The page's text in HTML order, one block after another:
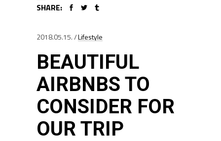
SHARE:
2018.05.15. Lifestyle
BEAUTIFUL
AIRBNBS TO
CONSIDER FOR
OUR TRIP